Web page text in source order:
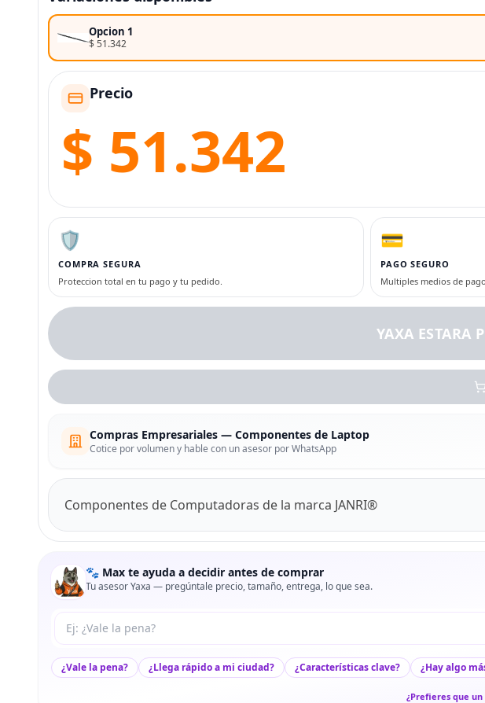
Opcion 1
$ 51.342
Precio
$ 51.342
🛡️
COMPRA SEGURA
Proteccion total en tu pago y tu pedido.
💳
PAGO SEGURO
Multiples medios de
YAXA ESTARA
Compras Empresariales — Componentes de Laptop
Cotice por volumen y hable con un asesor por WhatsApp
Componentes de Computadoras de la marca JANRI®
🐾 Max te ayuda a decidir antes de comprar
Tu asesor Yaxa — pregúntale precio, tamaño, entrega, lo que sea.
Tu pregunta a Max
¿Vale la pena? ¿Llega rápido a mi ciudad? ¿Características clave? ¿Hay algo
¿Prefieres que